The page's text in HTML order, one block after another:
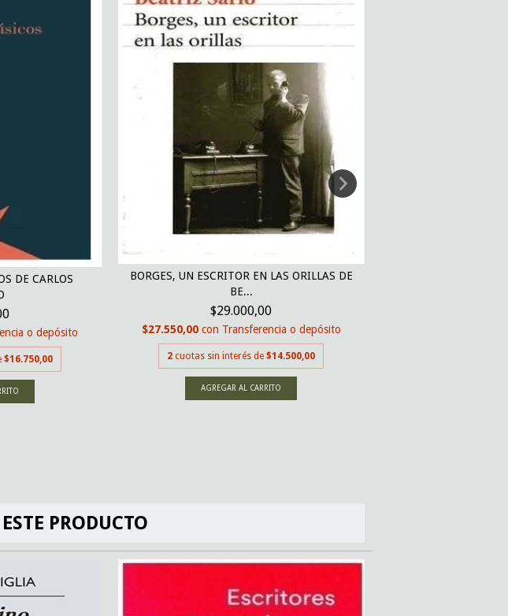
DE CARLOS
o depósito
$16.750,00
BORGES, UN ESCRITOR EN LAS ORILLAS DE
BE...
$29.000,00
$27.550,00 con Transferencia o depósito
2 cuotas sin interés de$14.500,00
PRODUCTO